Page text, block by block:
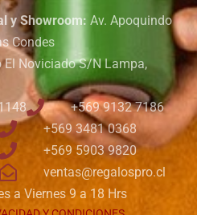
y Showroom: Av. Apoquindo
Condes
Noviciado S/N Lampa,
+569 9132 7186
+569 3481 0368
+569 5903 9820
ventas@regalospro.cl
a Viernes 9 a 18 Hrs